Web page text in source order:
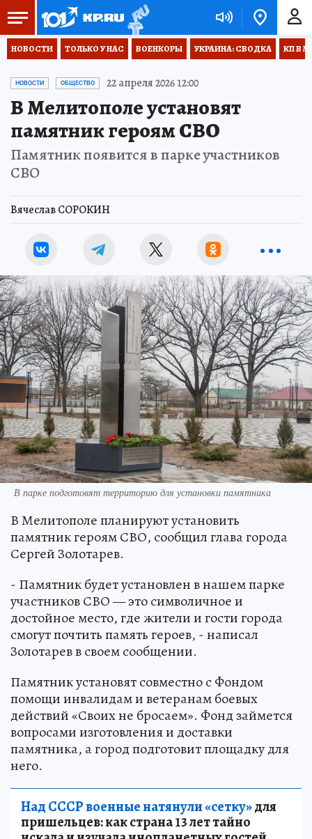
НОВОСТИ ТОЛЬКО У НАС ВОЕНКОРЫ УКРАИНА: СВОДКА КП В
НОВОСТИ ОБЩЕСТВО 22 апреля 2026 12:00
В Мелитополе установят
памятник героям СВО
Памятник появится в парке участников
СВО
Вячеслав СОРОКИН
В парке подготовят территорию для установки памятника
В Мелитополе планируют установить
памятник героям СВО, сообщил глава города
Сергей Золотарев.
- Памятник будет установлен в нашем парке
участников СВО — это символичное и
достойное место, где жители и гости города
смогут почтить память героев, - написал
Золотарев в своем сообщении.
Памятник установят совместно с Фондом
помощи инвалидам и ветеранам боевых
действий «Своих не бросаем». Фонд займется
вопросами изготовления и доставки
памятника, а город подготовит площадку для
него.
Над СССР военные натянули «сетку»для
пришельцев: как страна 13 лет тайно